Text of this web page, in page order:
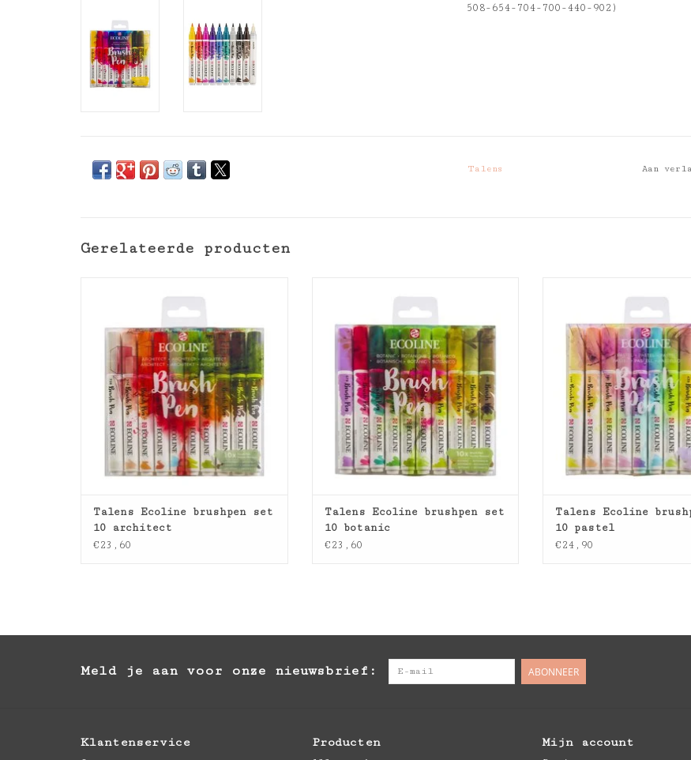
508-654-704-700-440-902)
Talens Aan
Gerelateerde producten
architect
TOEVOEGEN AAN WINKELWAGEN
Talens Ecoline brushpen set
10 architect
€23,60
botanic
TOEVOEGEN AAN WINKELWAGEN
Talens Ecoline brushpen set
10 botanic
€23,60
Talens Ecoline
10 pastel
€24,90
Meld je aan voor onze nieuwsbrief: ABONNEER
Klantenservice Producten Mijn account